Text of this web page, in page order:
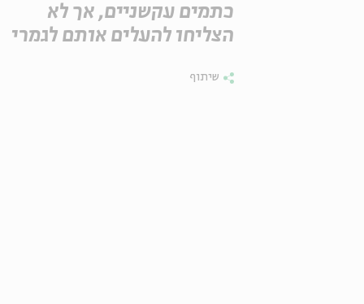
כתמים עקשניים, אך לא
הצליחו להעלים אותם לגמרי
שיתוף